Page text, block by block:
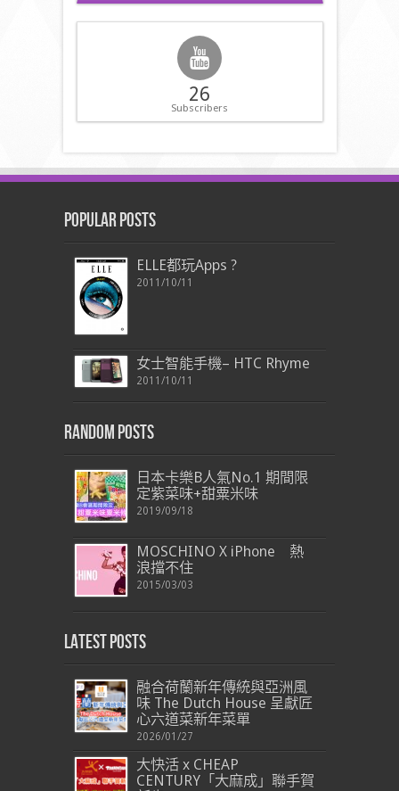
26
Subscribers
Popular Posts
ELLE都玩Apps ?
2011/10/11
女士智能手機– HTC Rhyme
2011/10/11
Random Posts
日本卡樂B人氣No.1 期間限
定紫菜味+甜粟米味
2019/09/18
MOSCHINO X iPhone 熱
浪擋不住
2015/03/03
Latest Posts
融合荷蘭新年傳統與亞洲風
味 The Dutch House 呈獻匠
心六道菜新年菜單
2026/01/27
大快活 x CHEAP
CENTURY「大麻成」聯手賀